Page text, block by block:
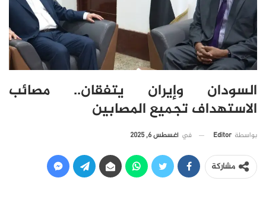
السودان وإيران يتفقان.. مصائب
الاستهداف تجميع المصابين
بواسطة Editor في أغسطس 6, 2025
مشاركة